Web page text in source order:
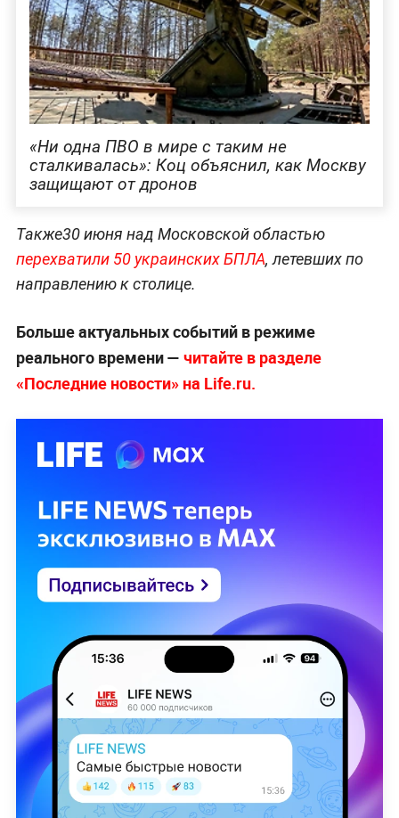
«Ни одна ПВО в мире с таким не
сталкивалась»: Коц объяснил, как Москву
защищают от дронов
Также30 июня над Московской областью
перехватили 50 украинских БПЛА, летевших по
направлению к столице.
Больше актуальных событий в режиме
реального времени — читайте в разделе
«Последние новости» на Life.ru.